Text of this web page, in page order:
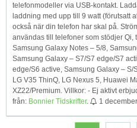
telefonmodeller via USB-kontakt.
laddning med upp till 9 watt (förutsatt
också när din telefon har skal på.
användas till telefoner som stödjer
Samsung Galaxy Notes – 5/8,
Samsung Galaxy – S7/S7 edge/S7
edge/S6 active, Samsung Galaxy – S/
LG V35 ThinQ, LG Nexus 5, Huawei
XZ22/Premium. Villkor: - Ej aktivt
från: Bonnier Tidskrifter. 1